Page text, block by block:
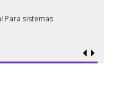
Para sistemas